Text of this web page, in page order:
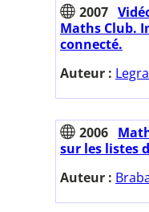
2007
Maths Club.
connecté.
Auteur :
2006
sur les listes
Auteur :